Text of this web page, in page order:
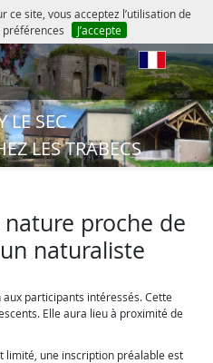
ce site, vous acceptez l’utilisation de
préférences
J’accepte
LE SEC
LES TRABECS
proche de
naturaliste
participants intéressés. Cette
Elle aura lieu à proximité de
limité, une inscription préalable est